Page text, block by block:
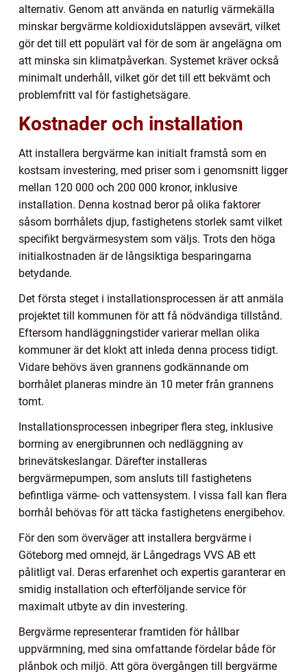
alternativ. Genom att använda en naturlig värmekälla
minskar bergvärme koldioxidutsläppen avsevärt, vilket
gör det till ett populärt val för de som är angelägna om
att minska sin klimatpåverkan. Systemet kräver också
minimalt underhåll, vilket gör det till ett bekvämt och
problemfritt val för fastighetsägare.
Kostnader och installation
Att installera bergvärme kan initialt framstå som en
kostsam investering, med priser som i genomsnitt ligger
mellan 120 000 och 200 000 kronor, inklusive
installation. Denna kostnad beror på olika faktorer
såsom borrhålets djup, fastighetens storlek samt vilket
specifikt bergvärmesystem som väljs. Trots den höga
initialkostnaden är de långsiktiga besparingarna
betydande.
Det första steget i installationsprocessen är att anmäla
projektet till kommunen för att få nödvändiga tillstånd.
Eftersom handläggningstider varierar mellan olika
kommuner är det klokt att inleda denna process tidigt.
Vidare behövs även grannens godkännande om
borrhålet planeras mindre än 10 meter från grannens
tomt.
Installationsprocessen inbegriper flera steg, inklusive
borrning av energibrunnen och nedläggning av
brinevätskeslangar. Därefter installeras
bergvärmepumpen, som ansluts till fastighetens
befintliga värme- och vattensystem. I vissa fall kan flera
borrhål behövas för att täcka fastighetens energibehov.
För den som överväger att installera bergvärme i
Göteborg med omnejd, är Långedrags VVS AB ett
pålitligt val. Deras erfarenhet och expertis garanterar en
smidig installation och efterföljande service för
maximalt utbyte av din investering.
Bergvärme representerar framtiden för hållbar
uppvärmning, med sina omfattande fördelar både för
plånbok och miljö. Att göra övergången till bergvärme